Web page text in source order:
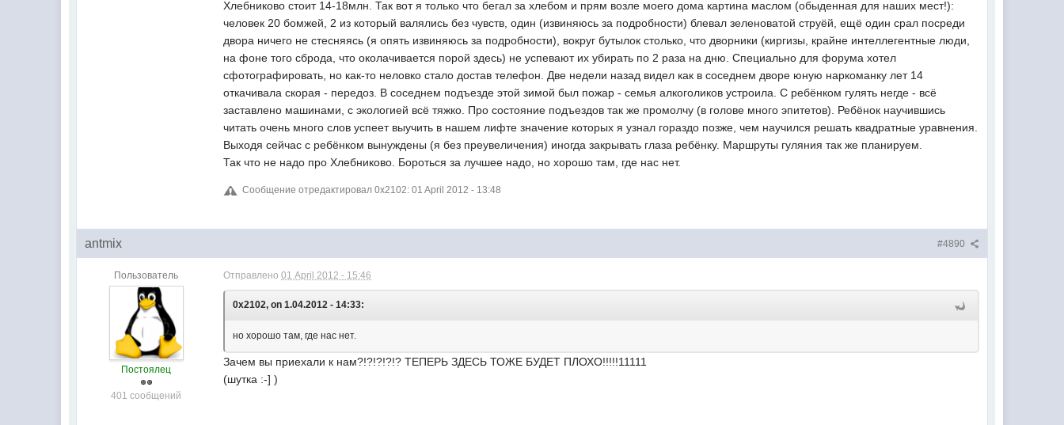
Хлебниково стоит 14-18млн. Так вот я только что бегал за хлебом и прям возле моего дома картина маслом (обыденная для наших мест!):
человек 20 бомжей, 2 из который валялись без чувств, один (извиняюсь за подробности) блевал зеленоватой струёй, ещё один срал посреди
двора ничего не стесняясь (я опять извиняюсь за подробности), вокруг бутылок столько, что дворники (киргизы, крайне интеллегентные люди,
на фоне того сброда, что околачивается порой здесь) не успевают их убирать по 2 раза на дню. Специально для форума хотел
сфотографировать, но как-то неловко стало достав телефон. Две недели назад видел как в соседнем дворе юную наркоманку лет 14
откачивала скорая - передоз. В соседнем подъезде этой зимой был пожар - семья алкоголиков устроила. С ребёнком гулять негде - всё
заставлено машинами, с экологией всё тяжко. Про состояние подъездов так же промолчу (в голове много эпитетов). Ребёнок научившись
читать очень много слов успеет выучить в нашем лифте значение которых я узнал гораздо позже, чем научился решать квадратные уравнения.
Выходя сейчас с ребёнком вынуждены (я без преувеличения) иногда закрывать глаза ребёнку. Маршруты гуляния так же планируем.
Так что не надо про Хлебниково. Бороться за лучшее надо, но хорошо там, где нас нет.
Сообщение отредактировал 0x2102: 01 April 2012 - 13:48
#4890
antmix
Пользователь
Постоялец
401 сообщений
Отправлено01 April 2012 - 15:46
0x2102, on 1.04.2012 - 14:33:
но хорошо там, где нас нет.
Зачем вы приехали к нам?!?!?!?!? ТЕПЕРЬ ЗДЕСЬ ТОЖЕ БУДЕТ ПЛОХО!!!!!11111
(шутка :-] )